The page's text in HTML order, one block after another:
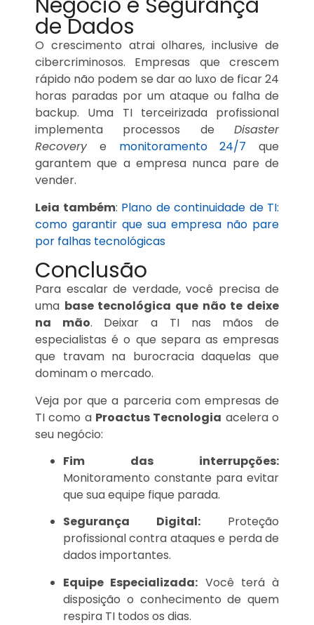
de Dados
O crescimento atrai olhares, inclusive de
cibercriminosos. Empresas que crescem
rápido não podem se dar ao luxo de ficar 24
horas paradas por um ataque ou falha de
backup. Uma TI terceirizada profissional
implementa processos de Disaster
Recoverye monitoramento 24/7 que
garantem que a empresa nunca pare de
vender.
Leia também: Plano de continuidade de TI:
como garantir que sua empresa não pare
por falhas tecnológicas
Conclusão
Para escalar de verdade, você precisa de
uma base tecnológica que não te deixe
na mão. Deixar a TI nas mãos de
especialistas é o que separa as empresas
que travam na burocracia daquelas que
dominam o mercado.
Veja por que a parceria com empresas de
TI como a Proactus Tecnologia acelera o
seu negócio:
Fim das interrupções:
Monitoramento constante para evitar
que sua equipe fique parada.
Segurança Digital: Proteção
profissional contra ataques e perda de
dados importantes.
Equipe Especializada: Você terá à
disposição o conhecimento de quem
respira TI todos os dias.